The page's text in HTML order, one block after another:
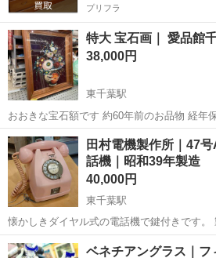
プリフラ
特大 宝石画｜ 愛品館
38,000円
東千葉駅
おおきな宝石額です 約60年前のお品物 経年保管による小傷ありますが
状態良好で古さを感じさせない迫力です サイズ：高さ110×幅92ｃｍ
（慨寸） *********************** ...
千葉 千葉市 東千葉駅 インテリ
田村電機製作所｜47
話機｜昭和39年製造
40,000円
東千葉駅
懐かしきダイヤル式の電話機で鍵付きです。
載があります 経年によるスレ小傷など状態
ア、オブジェとしていかがでしょうか。 ■本体寸法：
千葉 千葉市 東千葉駅 インテリア
ベネチアングラス｜フ